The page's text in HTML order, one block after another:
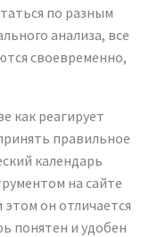
по разным
анализа, все
своевременно,
как реагирует
правильное
календарь
на сайте
он отличается
понятен и удобен